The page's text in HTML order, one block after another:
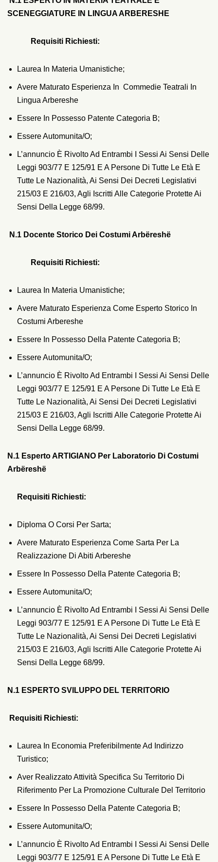
SCENEGGIATURE IN LINGUA ARBERESHE
REquisiti Richiesti:
Laurea In Materia Umanistiche;
Avere Maturato Esperienza In Commedie Teatrali In
Lingua Arbereshe
Essere In Possesso Patente Categoria B;
Essere Automunita/o;
L’annuncio È Rivolto Ad Entrambi I Sessi Ai Sensi Delle
Leggi 903/77 E 125/91 E A Persone Di Tutte Le Età E
Tutte Le Nazionalità, Ai Sensi Dei Decreti Legislativi
215/03 E 216/03, Agli Iscritti Alle Categorie Protette Ai
Sensi Della Legge 68/99.
N.1 Docente Storico Dei Costumi Arbëreshë
REquisiti Richiesti:
Laurea In Materia Umanistiche;
Avere Maturato Esperienza Come Esperto Storico In
Costumi Arbereshe
Essere In Possesso Della Patente Categoria B;
Essere Automunita/o;
L’annuncio È Rivolto Ad Entrambi I Sessi Ai Sensi Delle
Leggi 903/77 E 125/91 E A Persone Di Tutte Le Età E
Tutte Le Nazionalità, Ai Sensi Dei Decreti Legislativi
215/03 E 216/03, Agli Iscritti Alle Categorie Protette Ai
Sensi Della Legge 68/99.
N.1 Esperto ARTIGIANO Per Laboratorio Di Costumi
Arbëreshë
REquisiti Richiesti:
Diploma O Corsi Per Sarta;
Avere Maturato Esperienza Come Sarta Per La
Realizzazione Di Abiti Arbereshe
Essere In Possesso Della Patente Categoria B;
Essere Automunita/o;
L’annuncio È Rivolto Ad Entrambi I Sessi Ai Sensi Delle
Leggi 903/77 E 125/91 E A Persone Di Tutte Le Età E
Tutte Le Nazionalità, Ai Sensi Dei Decreti Legislativi
215/03 E 216/03, Agli Iscritti Alle Categorie Protette Ai
Sensi Della Legge 68/99.
N.1 ESPERTO SVILUPPO DEL TERRITORIO
REquisiti Richiesti:
Laurea In Economia Preferibilmente Ad Indirizzo
Turistico;
Aver Realizzato Attività Specifica Su Territorio Di
Riferimento Per La Promozione Culturale Del Territorio
Essere In Possesso Della Patente Categoria B;
Essere Automunita/o;
L’annuncio È Rivolto Ad Entrambi I Sessi Ai Sensi Delle
Leggi 903/77 E 125/91 E A Persone Di Tutte Le Età E